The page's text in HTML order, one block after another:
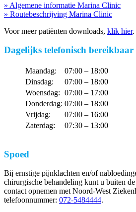
» Algemene informatie Marina Clinic
» Routebeschrijving Marina Clinic
Voor meer patiënten downloads, klik hier.
Dagelijks telefonisch bereikbaar
Maandag:
07:00 – 18:00
Dinsdag:
07:00 – 18:00
Woensdag: 07:00 – 17:00
Donderdag: 07:00 – 18:00
Vrijdag:
07:00 – 16:00
Zaterdag:
07:30 – 13:00
Spoed
Bij ernstige pijnklachten en/of
chirurgische behandeling kunt u buiten
contact opnemen met Noord-West
telefoonnummer: 072-5484444.